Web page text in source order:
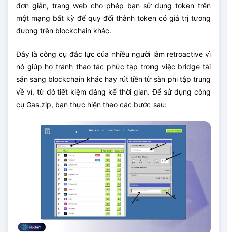
đơn giản, trang web cho phép bạn sử dụng token trên
một mạng bất kỳ để quy đổi thành token có giá trị tương
đương trên blockchain khác.
Đây là công cụ đắc lực của nhiều người làm retroactive vì
nó giúp họ tránh thao tác phức tạp trong việc bridge tài
sản sang blockchain khác hay rút tiền từ sàn phi tập trung
về ví, từ đó tiết kiệm đáng kể thời gian. Để sử dụng công
cụ Gas.zip, bạn thực hiện theo các bước sau: